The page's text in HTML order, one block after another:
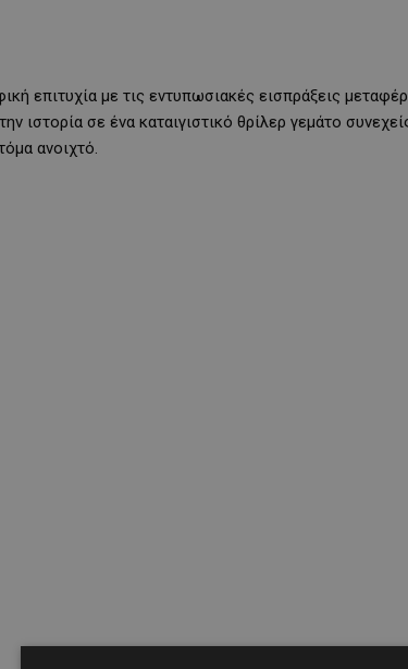
επιτυχία με τις εντυπωσιακές εισπράξεις
ιστορία σε ένα καταιγιστικό θρίλερ γεμάτο
ανοιχτό.